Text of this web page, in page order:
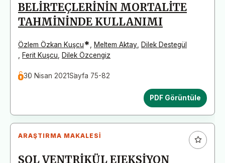
BELİRTEÇLERİNİN MORTALİTE
TAHMİNİNDE KULLANIMI
Özlem Özkan Kuşcu* Meltem Aktay
Dilek Destegül
Ferit Kuşcu Dilek Özcengiz
30 Nisan 2021Sayfa 75-82
PDF Görüntüle
ARAŞTIRMA MAKALESI
SOL VENTRİKÜL EJEKSİYON